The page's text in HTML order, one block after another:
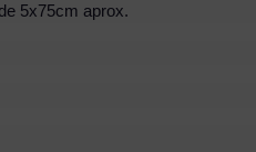
5x75cm aprox.